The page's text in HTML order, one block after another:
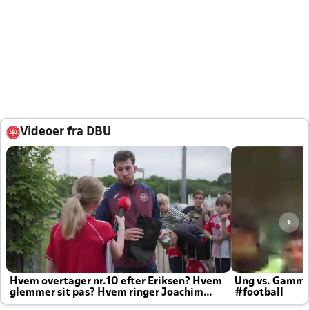
Videoer fra DBU
Hvem overtager nr.10 efter Eriksen? Hvem
glemmer sit pas? Hvem ringer Joachim
altid til efter kampe?
Ung vs.
#football